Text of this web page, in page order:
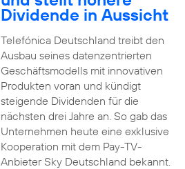
Dividende in Aussicht
Telefónica Deutschland treibt den
Ausbau seines datenzentrierten
Geschäftsmodells mit innovativen
Produkten voran und kündigt
steigende Dividenden für die
nächsten drei Jahre an. So gab das
Unternehmen heute eine exklusive
Kooperation mit dem Pay-TV-
Anbieter Sky Deutschland bekannt.